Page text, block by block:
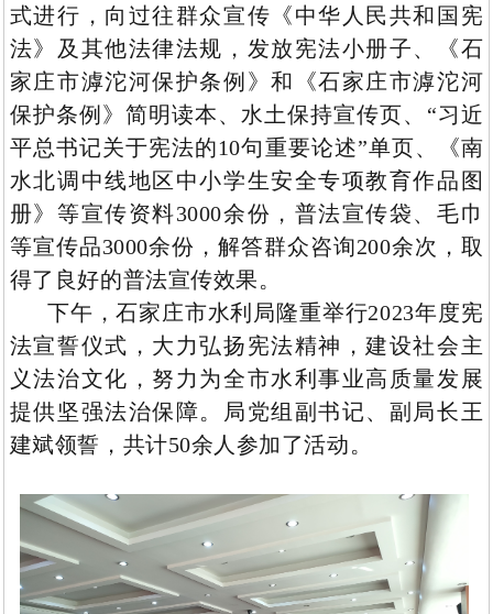
式进行，向过往群众宣传《中华人民共和国宪
法》及其他法律法规，发放宪法小册子、《石
家庄市滹沱河保护条例》和《石家庄市滹沱河
保护条例》简明读本、水土保持宣传页、“习近
平总书记关于宪法的10句重要论述”单页、《南
水北调中线地区中小学生安全专项教育作品图
册》等宣传资料3000余份，普法宣传袋、毛巾
等宣传品3000余份，解答群众咨询200余次，取
得了良好的普法宣传效果。
下午，石家庄市水利局隆重举行2023年度宪
法宣誓仪式，大力弘扬宪法精神，建设社会主
义法治文化，努力为全市水利事业高质量发展
提供坚强法治保障。局党组副书记、副局长王
建斌领誓，共计50余人参加了活动。